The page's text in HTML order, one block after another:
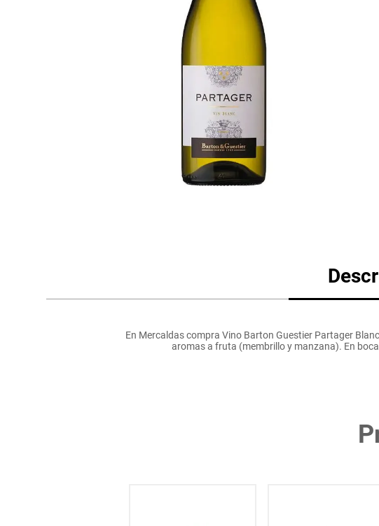
En Mercaldas compra Vino Barton Guestier Partager
aromas a fruta (membrillo y manzana). En
Arroz